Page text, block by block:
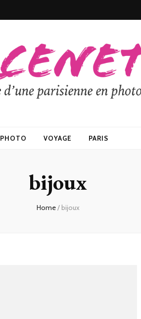
PHOTO VOYAGE PARIS
bijoux
Home/ bijoux